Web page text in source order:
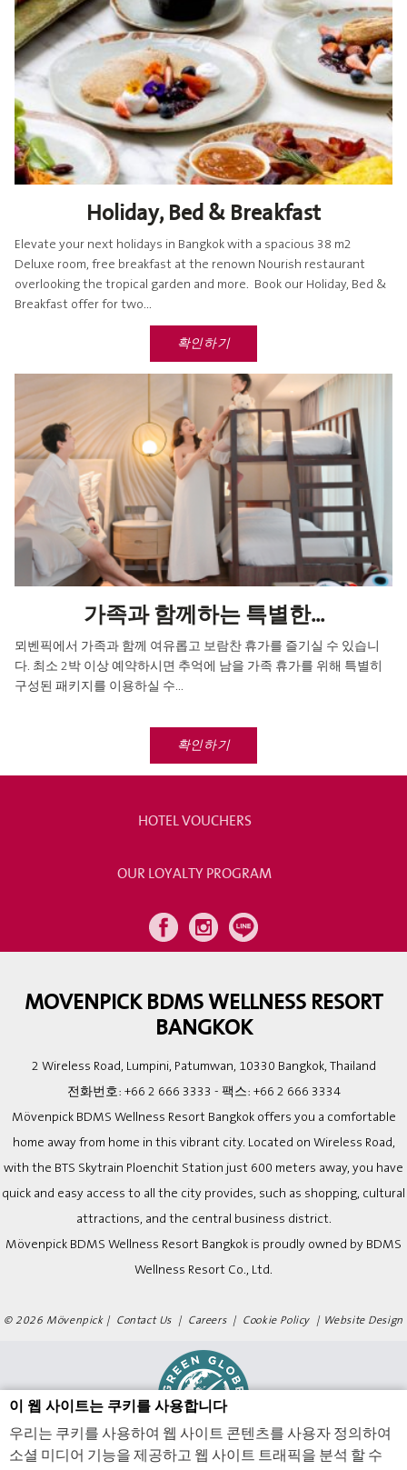
이 웹 사이트는 쿠키를 사용합니다
우리는 쿠키를 사용하여 웹 사이트 콘텐츠를 사용자 정의하여
소셜 미디어 기능을 제공하고 웹 사이트 트래픽을 분석 할 수
Holiday, Bed & Breakfast
Elevate your next holidays in Bangkok with a spacious 38 m2
Deluxe room, free breakfast at the renown Nourish restaurant
overlooking the tropical garden and more. Book our Holiday, Bed &
Breakfast offer for two...
확인하기
가족과 함께하는 특별한...
뫼벤픽에서 가족과 함께 여유롭고 보람찬 휴가를 즐기실 수 있습니
다. 최소 2박 이상 예약하시면 추억에 남을 가족 휴가를 위해 특별히
구성된 패키지를 이용하실 수...
확인하기
HOTEL VOUCHERS
OUR LOYALTY PROGRAM
MOVENPICK BDMS WELLNESS RESORT
BANGKOK
2 Wireless Road, Lumpini, Patumwan, 10330 Bangkok, Thailand
전화번호: +66 2 666 3333 - 팩스: +66 2 666 3334
Mövenpick BDMS Wellness Resort Bangkok offers you a comfortable
home away from home in this vibrant city. Located on Wireless Road,
with the BTS Skytrain Ploenchit Station just 600 meters away, you have
quick and easy access to all the city provides, such as shopping, cultural
attractions, and the central business district.
Mövenpick BDMS Wellness Resort Bangkok is proudly owned by BDMS
Wellness Resort Co., Ltd.
© 2026 Mövenpick | Contact Us | Careers| Cookie Policy | Website Design
Movenpick BDMS Wellness Resort Bangkok - 럭셔리 호텔 - 사전 예약 시 최대 20%까지 절약하실